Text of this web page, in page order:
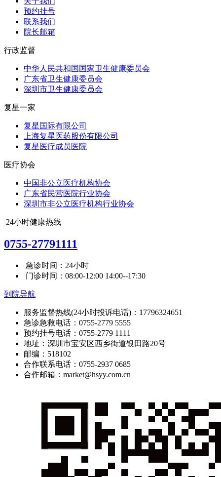
预约挂号
联系我们
院长邮箱
行政监督
中华人民共和国国家卫生健康委员会
广东省卫生健康委员会
深圳市卫生健康委员会
复星一家
复星国际有限公司
上海复星医药股份有限公司
复星医疗成员医院
医疗协会
中国非公立医疗机构协会
广东省民营医院行业协会
深圳市非公立医疗机构行业协会
24小时健康热线
0755-27791111
急诊时间：24小时
门诊时间：08:00-12:00 14:00--17:30
到院导航
服务监督热线(24小时投诉电话)：17796324651
急诊急救电话：0755-2779 5555
预约挂号电话：0755-2779 1111
地址：深圳市宝安区西乡街道银田路20号
邮编：518102
合作联系电话：0755-2937 0685
合作邮箱：market@hsyy.com.cn